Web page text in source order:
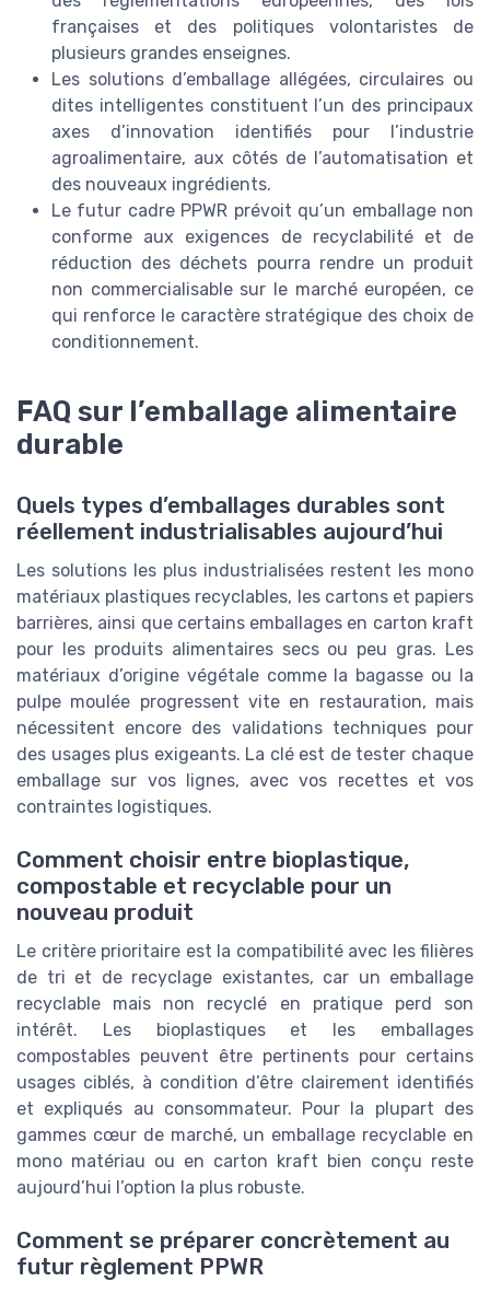
françaises et des politiques volontaristes de
plusieurs grandes enseignes.
Les solutions d’emballage allégées, circulaires ou
dites intelligentes constituent l’un des principaux
axes d’innovation identifiés pour l’industrie
agroalimentaire, aux côtés de l’automatisation et
des nouveaux ingrédients.
Le futur cadre PPWR prévoit qu’un emballage non
conforme aux exigences de recyclabilité et de
réduction des déchets pourra rendre un produit
non commercialisable sur le marché européen, ce
qui renforce le caractère stratégique des choix de
conditionnement.
FAQ sur l’emballage alimentaire
durable
Quels types d’emballages durables sont
réellement industrialisables aujourd’hui
Les solutions les plus industrialisées restent les mono
matériaux plastiques recyclables, les cartons et papiers
barrières, ainsi que certains emballages en carton kraft
pour les produits alimentaires secs ou peu gras. Les
matériaux d’origine végétale comme la bagasse ou la
pulpe moulée progressent vite en restauration, mais
nécessitent encore des validations techniques pour
des usages plus exigeants. La clé est de tester chaque
emballage sur vos lignes, avec vos recettes et vos
contraintes logistiques.
Comment choisir entre bioplastique,
compostable et recyclable pour un
nouveau produit
Le critère prioritaire est la compatibilité avec les filières
de tri et de recyclage existantes, car un emballage
recyclable mais non recyclé en pratique perd son
intérêt. Les bioplastiques et les emballages
compostables peuvent être pertinents pour certains
usages ciblés, à condition d’être clairement identifiés
et expliqués au consommateur. Pour la plupart des
gammes cœur de marché, un emballage recyclable en
mono matériau ou en carton kraft bien conçu reste
aujourd’hui l’option la plus robuste.
Comment se préparer concrètement au
futur règlement PPWR